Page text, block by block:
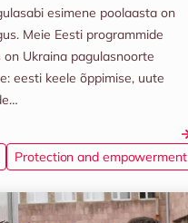
esimene poolaasta on
Meie Eesti programmide
on Ukraina pagulasnoorte
eesti keele õppimise, uute
Protection and empowerment